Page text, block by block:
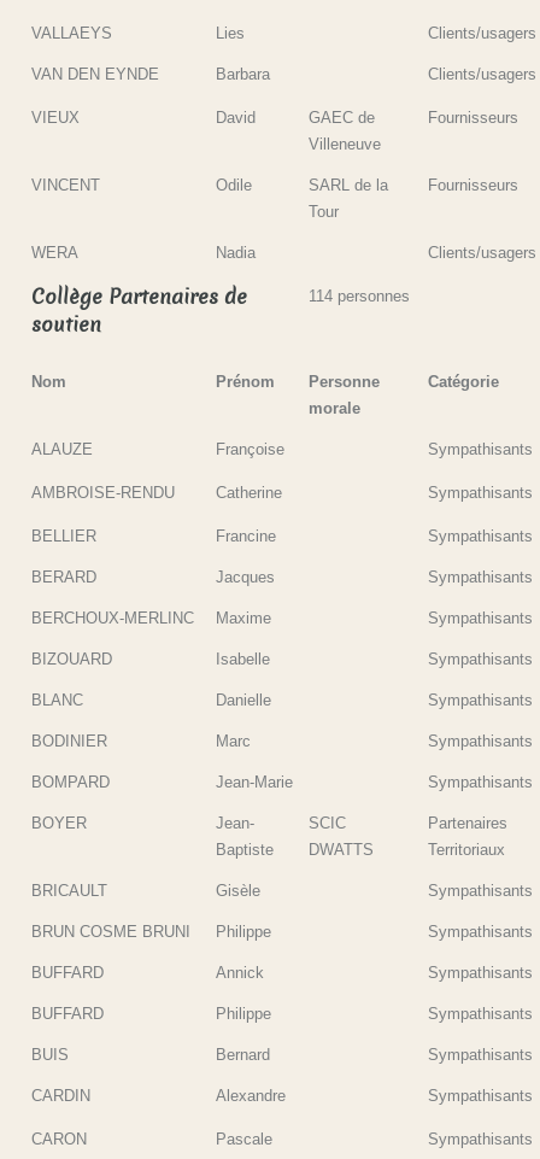
VALLAEYS Lies Clients/usagers
VAN DEN EYNDE Barbara Clients/usagers
VIEUX David
GAEC de
Villeneuve
Fournisseurs
VINCENT Odile
SARL de la
Tour
Fournisseurs
WERA Nadia Clients/usagers
Collège Partenaires de
soutien
114 personnes
Nom Prénom
Personne
morale
Catégorie
ALAUZE Françoise Sympathisants
AMBROISE-RENDU Catherine Sympathisants
BELLIER Francine Sympathisants
BERARD Jacques Sympathisants
BERCHOUX-MERLINC Maxime Sympathisants
BIZOUARD Isabelle Sympathisants
BLANC Danielle Sympathisants
BODINIER Marc Sympathisants
BOMPARD Jean-Marie Sympathisants
BOYER
Jean-
Baptiste
SCIC
DWATTS
Partenaires
Territoriaux
BRICAULT Gisèle Sympathisants
BRUN COSME BRUNI Philippe Sympathisants
BUFFARD Annick Sympathisants
BUFFARD Philippe Sympathisants
BUIS Bernard Sympathisants
CARDIN Alexandre Sympathisants
CARON Pascale Sympathisants